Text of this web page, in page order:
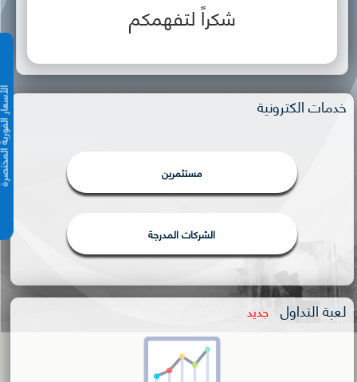
الأسعار
شكراً لتفهمكم
خدمات الكترونية
مستثمرين
الشركات المدرجة
لعبة التداول جديد